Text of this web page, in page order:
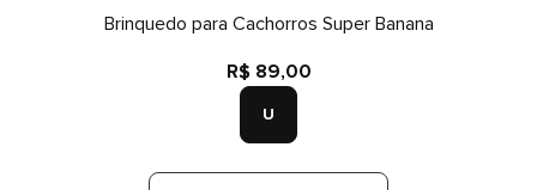
Brinquedo para Cachorros Super Banana
R$ 89,00
U